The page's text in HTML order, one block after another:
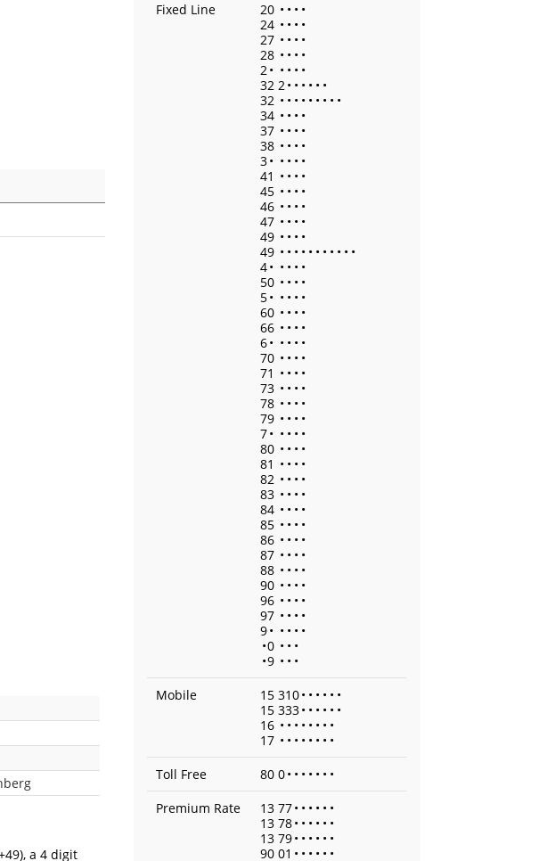
a 4 digit
Fixed Line
20 • • • •
24 • • • •
27 • • • •
28 • • • •
2• • • • •
32 2• • • • • •
32 • • • • • • • • •
34 • • • •
37 • • • •
38 • • • •
3• • • • •
41 • • • •
45 • • • •
46 • • • •
47 • • • •
49 • • • •
49 • • • • • • • • • • •
4• • • • •
50 • • • •
5• • • • •
60 • • • •
66 • • • •
6• • • • •
70 • • • •
71 • • • •
73 • • • •
78 • • • •
79 • • • •
7• • • • •
80 • • • •
81 • • • •
82 • • • •
83 • • • •
84 • • • •
85 • • • •
86 • • • •
87 • • • •
88 • • • •
90 • • • •
96 • • • •
97 • • • •
9• • • • •
•0 • • •
•9 • • •
Mobile
15 310• • • • • •
15 333• • • • • •
16 • • • • • • • •
17 • • • • • • • •
Toll Free
80 0• • • • • • •
Premium Rate
13 77• • • • • •
13 78• • • • • •
13 79• • • • • •
90 01 • • • • • •